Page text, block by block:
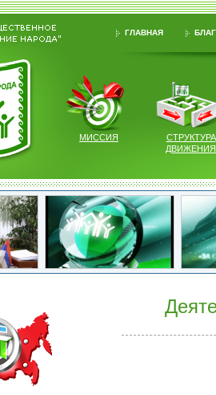
ГЛАВНАЯ
МИССИЯ
СТРУКТУРА
ДВИЖЕНИЯ